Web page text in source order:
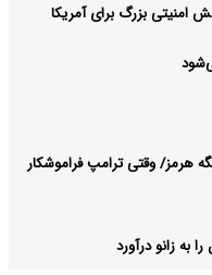
امنیتی بزرگ برای آمریکا
هرمز/ وقتی ترامپ فراموشکار
به زانو درآورد